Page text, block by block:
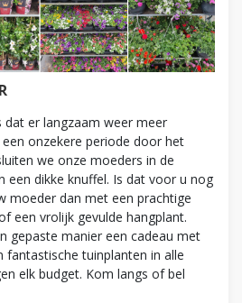
dat er langzaam weer meer
onzekere periode door het
we onze moeders in de
een dikke knuffel. Is dat voor u nog
moeder dan met een prachtige
een vrolijk gevulde hangplant.
gepaste manier een cadeau met
fantastische tuinplanten in alle
elk budget. Kom langs of bel